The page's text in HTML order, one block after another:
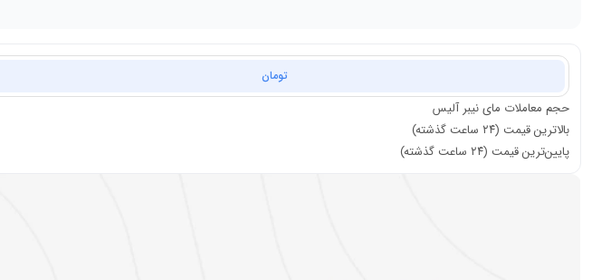
تومان
حجم معاملات مای نیبر آلیس
بالاترین قیمت (۲۴ ساعت گذشته)
پایین‌ترین قیمت (۲۴ ساعت گذشته)